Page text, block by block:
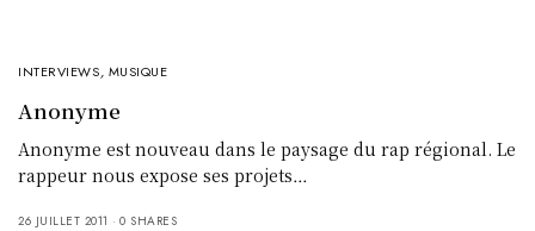
INTERVIEWS, MUSIQUE
Anonyme
Anonyme est nouveau dans le paysage du rap régional. Le
rappeur nous expose ses projets…
26 JUILLET 2011 0 SHARES